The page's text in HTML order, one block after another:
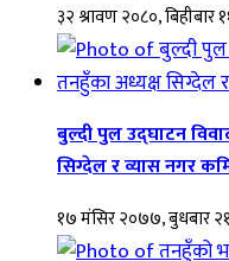
३२ श्रावण २०८०, बिहीबार
बुल्दी पुल उद्घाटन
सिग्देल र व्यास नगर
१७ मंसिर २०७७, बुधबार